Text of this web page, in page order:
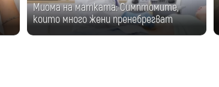
Миома на матката: Симптомите,
които много жени пренебрегват